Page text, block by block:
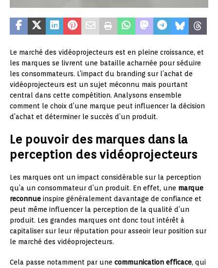
Le marché des vidéoprojecteurs est en pleine croissance, et
les marques se livrent une bataille acharnée pour séduire
les consommateurs. L’impact du branding sur l’achat de
vidéoprojecteurs est un sujet méconnu mais pourtant
central dans cette compétition. Analysons ensemble
comment le choix d’une marque peut influencer la décision
d’achat et déterminer le succès d’un produit.
Le pouvoir des marques dans la
perception des vidéoprojecteurs
Les marques ont un impact considérable sur la perception
qu’a un consommateur d’un produit. En effet, une marque
reconnue inspire généralement davantage de confiance et
peut même influencer la perception de la qualité d’un
produit. Les grandes marques ont donc tout intérêt à
capitaliser sur leur réputation pour asseoir leur position sur
le marché des vidéoprojecteurs.
Cela passe notamment par une communication efficace, qui